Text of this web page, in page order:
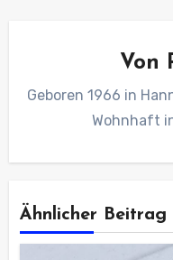
Von
Geboren 1966 in
Wohnhaft
Ähnlicher Beitrag